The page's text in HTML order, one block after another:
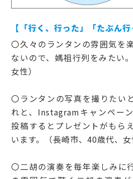
【「行く、行った」「たぶん行
〇久々のランタンの雰囲気を
ないので、媽祖行列をみたい
女性）
〇ランタンの写真を撮りたい
れと、Instagramキャンペー
投稿するとプレゼントがもら
います。（長崎市、40歳代、女
〇二胡の演奏を毎年楽しみに